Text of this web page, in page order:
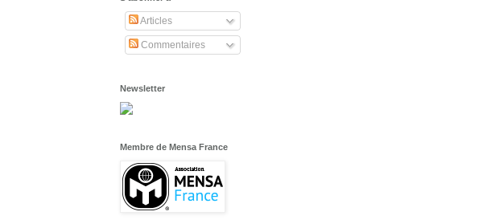
Articles
Commentaires
Newsletter
Membre de Mensa France